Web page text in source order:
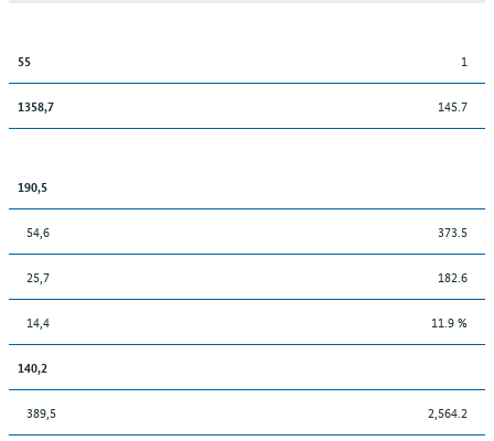
55 1
1358,7 145.7
190,5
54,6 373.5
25,7 182.6
14,4 11.9 %
140,2
389,5 2,564.2